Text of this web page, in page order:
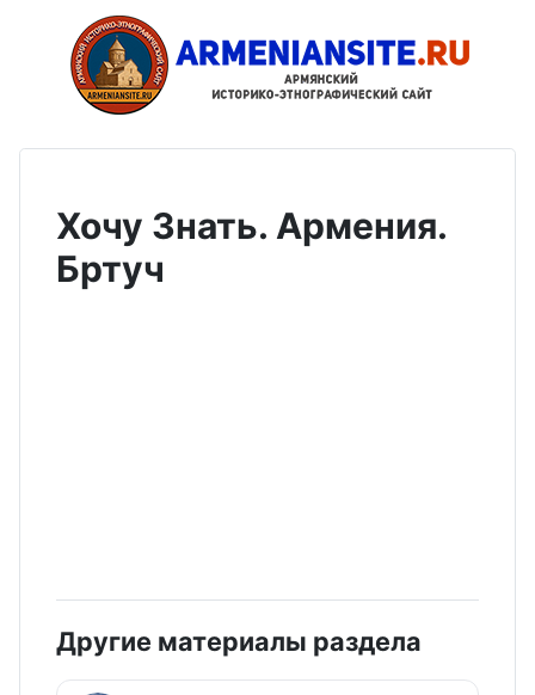
Хочу Знать. Армения.
Бртуч
Другие материалы раздела